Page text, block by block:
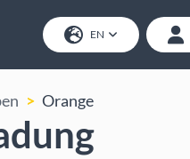
EN
Orange